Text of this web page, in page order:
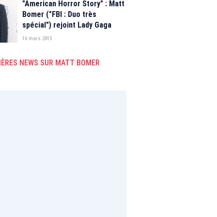
"American Horror Story" : Matt
Bomer ("FBI : Duo très
spécial") rejoint Lady Gaga
16 mars 2015
NEWS SUR MATT BOMER